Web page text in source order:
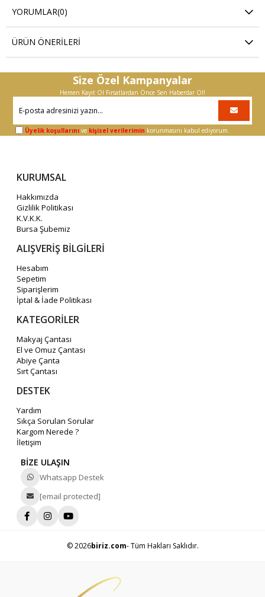
YORUMLAR(0)
ÜRÜN ÖNERILERI
Size Özel Kampanyalar
Hemen Kayıt Ol Fırsatlardan Önce Sen Haberdar Ol!
Üyelik koşullarını ve kişisel verilerimin korunmasını kabul ediyorum.
KURUMSAL
Hakkımızda
Gizlilik Politikası
K.V.K.K.
Bursa Şubemiz
ALIŞVERİŞ BİLGİLERİ
Hesabım
Sepetim
Siparişlerim
İptal & İade Politikası
KATEGORİLER
Makyaj Çantası
El ve Omuz Çantası
Abiye Çanta
Sırt Çantası
DESTEK
Yardım
Sıkça Sorulan Sorular
Kargom Nerede ?
İletişim
BİZE ULAŞIN
Whatsapp Destek
[email protected]
© 2026biriz.com- Tüm Hakları Saklıdır.